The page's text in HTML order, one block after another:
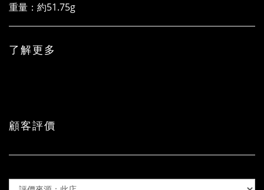
重量：約51.75g
了解更多
顧客評價